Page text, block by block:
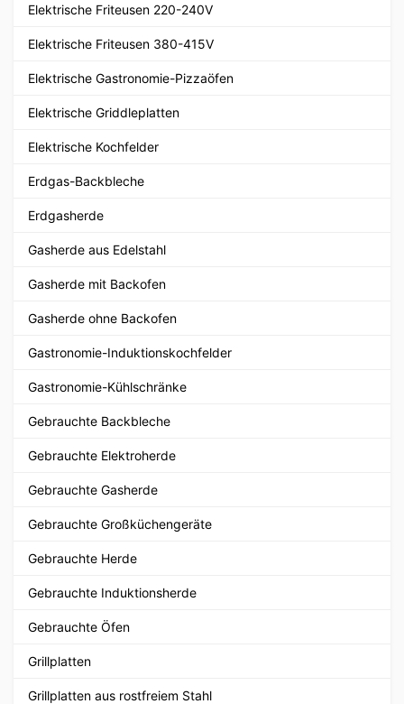
Elektrische Friteusen 220-240V
Elektrische Friteusen 380-415V
Elektrische Gastronomie-Pizzaöfen
Elektrische Griddleplatten
Elektrische Kochfelder
Erdgas-Backbleche
Erdgasherde
Gasherde aus Edelstahl
Gasherde mit Backofen
Gasherde ohne Backofen
Gastronomie-Induktionskochfelder
Gastronomie-Kühlschränke
Gebrauchte Backbleche
Gebrauchte Elektroherde
Gebrauchte Gasherde
Gebrauchte Großküchengeräte
Gebrauchte Herde
Gebrauchte Induktionsherde
Gebrauchte Öfen
Grillplatten
Grillplatten aus rostfreiem Stahl